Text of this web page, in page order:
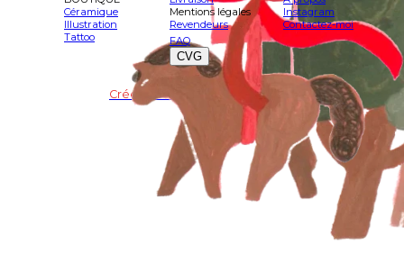
Crée avec Vivlab ♥️
©apolline muet
Céramique
Illustration
Tattoo
Mentions légales
Revendeurs
Instagram
Contactez-moi
FAQ
CVG